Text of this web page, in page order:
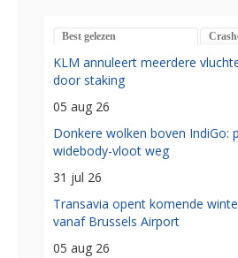
Best gelezen
KLM annuleert meerdere
door staking
05 aug 26
Donkere wolken boven IndiGo:
widebody-vloot weg
31 jul 26
Transavia opent komende
vanaf Brussels Airport
05 aug 26